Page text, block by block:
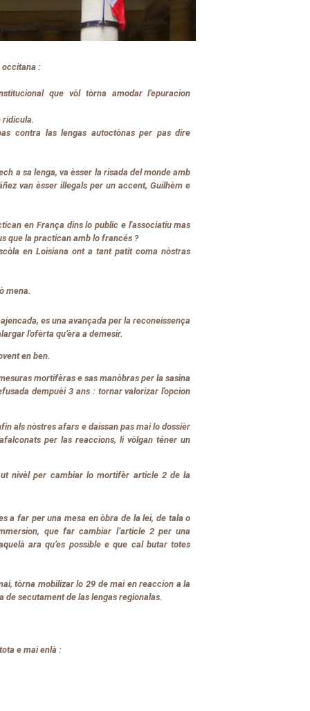
occitana :
que vòl tòrna amodar l’epuracion
ridicula.
contra las lengas autoctònas per pas dire
a sa lenga, va èsser la risada del monde amb
van èsser illegals per un accent, Guilhèm e
en França dins lo public e l'associatiu mas
que la practican amb lo francés ?
en Loisiana ont a tant patit coma nòstras
mena.
es una avançada per la reconeissença
l'ofèrta qu’èra a demesir.
en ben.
mortifèras e sas manòbras per la sasina
dempuèi 3 ans : tornar valorizar l'opcion
als nòstres afars e daissan pas mai lo dossièr
per las reaccions, li vòlgan téner un
nivèl per cambiar lo mortifèr article 2 de la
a far per una mesa en òbra de la lei, de tala o
que far cambiar l’article 2 per una
ara qu’es possible e que cal butar totes
tòrna mobilizar lo 29 de mai en reaccion a la
de secutament de las lengas regionalas.
e mai enlà :